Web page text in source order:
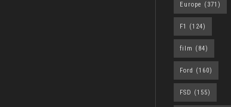
Europe (371)
F1 (124)
film (84)
Ford (160)
FSD (155)